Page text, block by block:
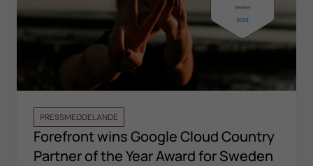
PRESSMEDDELANDE
Forefront wins Google Cloud Country
Partner of the Year Award for Sweden